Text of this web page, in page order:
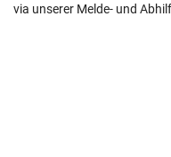
via unserer Melde- und